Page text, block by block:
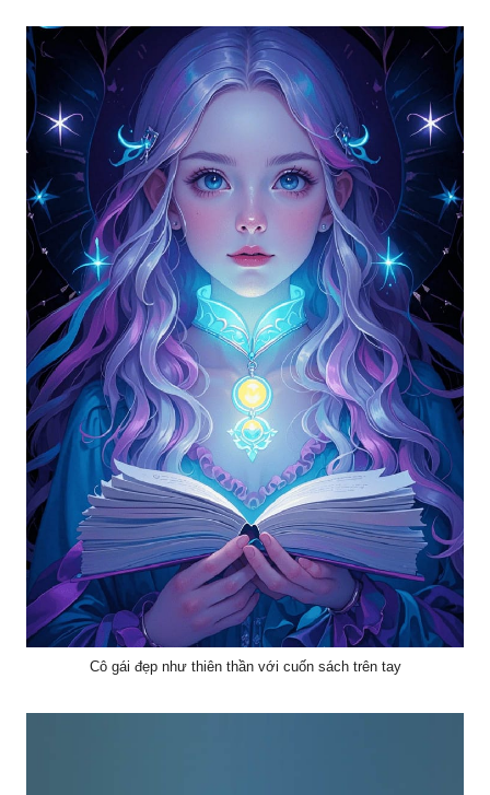
Cô gái đẹp như thiên thần với cuốn sách trên tay